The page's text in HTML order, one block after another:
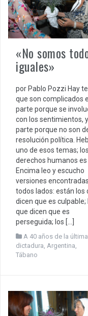
«No somos
iguales»
por Pablo Pozzi Hay
que son complicados
parte porque se
con los sentimientos,
parte porque no son
resolución política.
uno de esos temas; los
derechos humanos es
Encima leo y escucho
versiones
todos lados: están los
dicen que es culpable;
que dicen que es
perseguida; los […]
A 40 años de la última
dictadura Argentina
Tábano